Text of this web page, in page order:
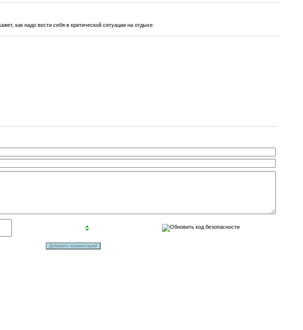
как надо вести себя в критической ситуации на отдыхе.